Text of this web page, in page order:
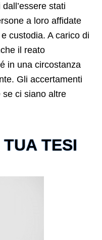
stati
a loro affidate
custodia. A carico di
il reato
in una circostanza
Gli accertamenti
ci siano altre
TESI